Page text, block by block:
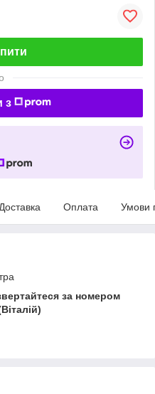
з
Доставка Оплата Умови
за номером